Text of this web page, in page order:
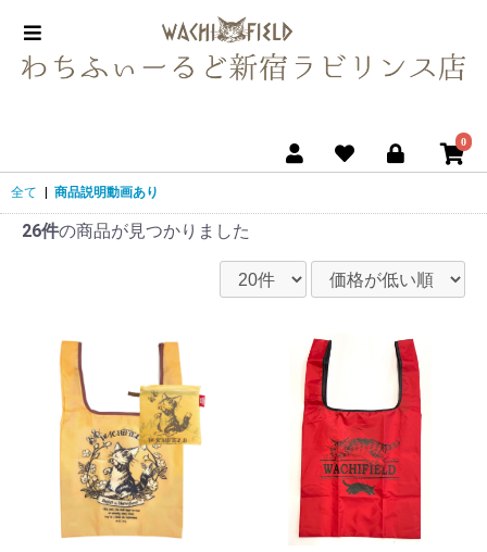
0
全て | 商品説明動画あり
26件の商品が見つかりました